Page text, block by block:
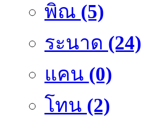
พิณ (5)
ระนาด (24)
แคน (0)
โทน (2)